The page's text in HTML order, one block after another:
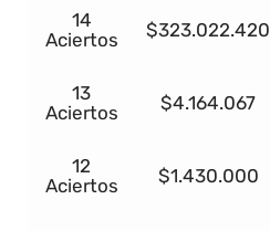
14
Aciertos
$323.022.420
13
Aciertos
$4.164.067
12
Aciertos
$1.430.000